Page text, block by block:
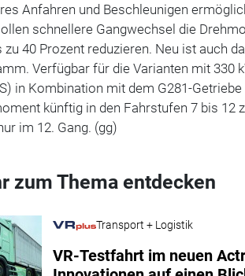
Anfahren und Beschleunigen
schnellere Gangwechsel die
zu 40 Prozent reduzieren. Neu ist auch
Verfügbar für die Varianten mit 330
in Kombination mit dem G281-
künftig in den Fahrstufen 7 bis 12
im 12. Gang. (gg)
zum Thema entdecken
Transport + Logistik
VR-Testfahrt im neuen